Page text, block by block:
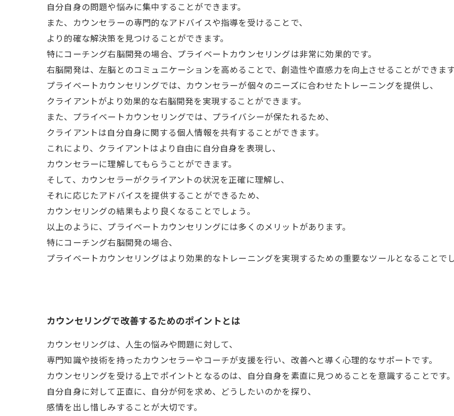
自分自身の問題や悩みに集中することができます。
また、カウンセラーの専門的なアドバイスや指導を受けることで、
より的確な解決策を見つけることができます。
特にコーチング右脳開発の場合、プライベートカウンセリングは非常に効果的です。
右脳開発は、左脳とのコミュニケーションを高めることで、創造性や直感力を向上させることができます
プライベートカウンセリングでは、カウンセラーが個々のニーズに合わせたトレーニングを提供し、
クライアントがより効果的な右脳開発を実現することができます。
また、プライベートカウンセリングでは、プライバシーが保たれるため、
クライアントは自分自身に関する個人情報を共有することができます。
これにより、クライアントはより自由に自分自身を表現し、
カウンセラーに理解してもらうことができます。
そして、カウンセラーがクライアントの状況を正確に理解し、
それに応じたアドバイスを提供することができるため、
カウンセリングの結果もより良くなることでしょう。
以上のように、プライベートカウンセリングには多くのメリットがあります。
特にコーチング右脳開発の場合、
プライベートカウンセリングはより効果的なトレーニングを実現するための重要なツールとなることでし
カウンセリングで改善するためのポイントとは
カウンセリングは、人生の悩みや問題に対して、
専門知識や技術を持ったカウンセラーやコーチが支援を行い、改善へと導く心理的なサポートです。
カウンセリングを受ける上でポイントとなるのは、自分自身を素直に見つめることを意識することです。
自分自身に対して正直に、自分が何を求め、どうしたいのかを探り、
感情を出し惜しみすることが大切です。